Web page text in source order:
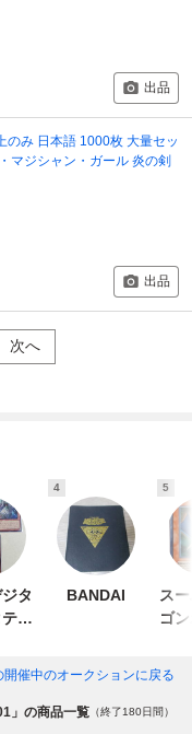
出品
のみ 日本語 1000枚 大量セッ
マジシャン・ガール 炎の剣
出品
次へ
タ
イ
4
BANDAI
5
ス
ゴ
開催中のオークションに戻る
」の商品一覧 （終了180日間）